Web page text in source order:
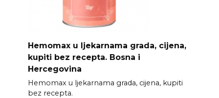
Hemomax u ljekarnama grada, cijena,
kupiti bez recepta. Bosna i
Hercegovina
Hemomax u ljekarnama grada, cijena, kupiti
bez recepta.